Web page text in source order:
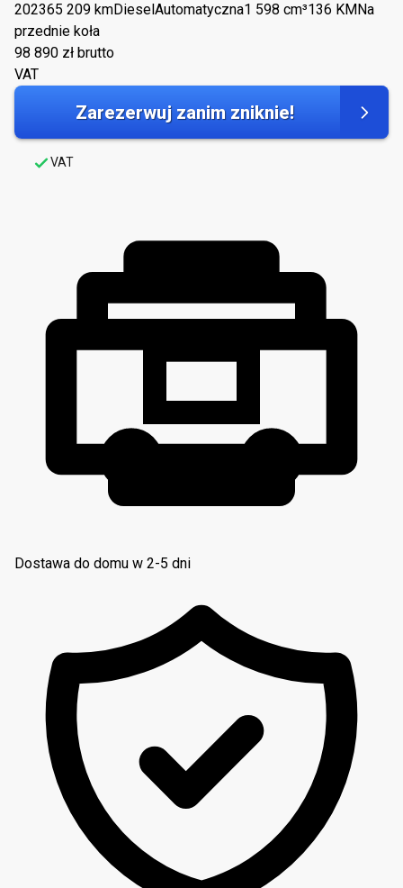
202365 209 kmDiesel Automatyczna1 598 cm³136 KM Na
przednie koła
98 890 zł brutto
VAT
Zarezerwuj zanim zniknie!
VAT
Dostawa do domu w 2-5 dni